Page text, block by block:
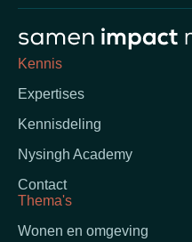
Kennis
Expertises
Kennisdeling
Nysingh Academy
Contact
Thema's
Wonen en omgeving